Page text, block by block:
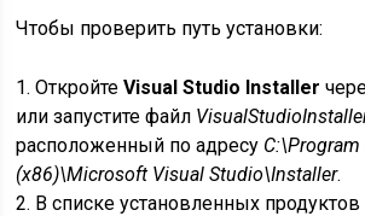
Чтобы проверить путь установки:
1. ОткройтеVisual Studio Installer
или запустите файл
расположенный по адресу C:\Program
(x86)\Microsoft Visual Studio\Installer.
2. В списке установленных